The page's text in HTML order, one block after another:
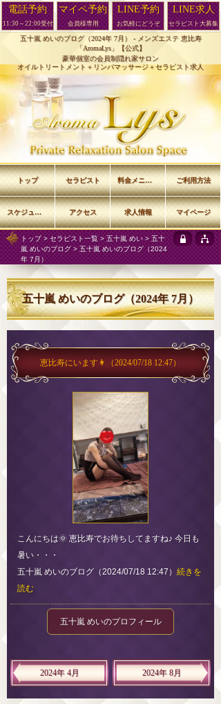
五十嵐 めいのブログ（2024年 7月） - メンズエステ 恵比寿
「AromaLys」【公式】
豪華個室の会員制隠れ家サロン
オイルトリートメント＋リンパマッサージ＋セラピスト求人
トップ> セラピスト一覧 >五十嵐 めい > 五十
嵐 めいのブログ> 五十嵐 めいのブログ（2024
年 7月）
五十嵐 めいのブログ（2024年 7月）
恵比寿にいます👩 （2024/07/18 12:47）
こんにちは🌞 恵比寿でお待ちしてますね♪ 今日も
暑い・・・
五十嵐 めいのブログ（2024/07/18 12:47） 続きを
読む
五十嵐 めいのプロフィール
2024年 4月 2024年 8月
トップ セラピスト 料金メニュー ご利用方法
スケジュール アクセス 求人情報 マイページ
電話予約
11:30～22:00受付
マイペ予約
会員様専用
LINE予約
お気軽にどうぞ
LINE求人
セラピスト大募集